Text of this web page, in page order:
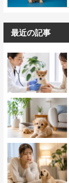
最近の記事